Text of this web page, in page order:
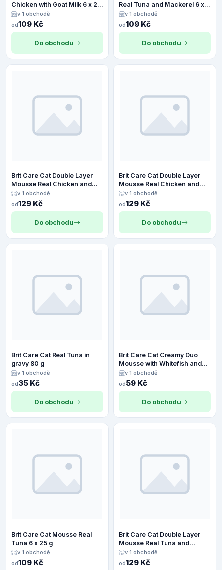
Chicken with Goat Milk 6 x 25
g v 1 obchodě
od109 Kč
Do obchodu
Real Tuna and Mackerel 6 x
25 gv 1 obchodě
od109 Kč
Do obchodu
Brit Care Cat Double Layer
Mousse Real Chicken and
Chicken with Cheese 6 x 25 g
v 1 obchodě
od129 Kč
Do obchodu
Brit Care Cat Double Layer
Mousse Real Chicken and
Chicken with Duck 6 x 25 g
v 1 obchodě
od129 Kč
Do obchodu
Brit Care Cat Real Tuna in
gravy 80 g
v 1 obchodě
od35 Kč
Do obchodu
Brit Care Cat Creamy Duo
Mousse with Whitefish and
Tuna 4 x 14 g
v 1 obchodě
od59 Kč
Do obchodu
Brit Care Cat Mousse Real
Tuna 6 x 25 g
v 1 obchodě
od109 Kč
Brit Care Cat Double Layer
Mousse Real Tuna and
Salmon 6 x 25 g
v 1 obchodě
od129 Kč